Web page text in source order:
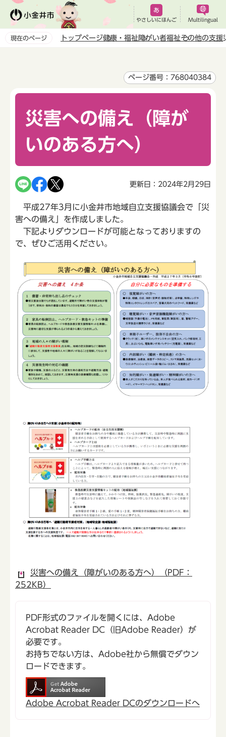
ペ
やさしいにほんご Multilingual
現在のページ トップページ健康・福祉 障がい者福祉その他の支援
ページ番号：768040384
災害への備え（障が
いのある方へ）
更新日：2024年2月29日
平成27年3月に小金井市地域自立支援協議会で「災
害への備え」を作成しました。
下記よりダウンロードが可能となっておりますの
で、ぜひご活用ください。
災害への備え（障がいのある方へ）（PDF：
252KB）
PDF形式のファイルを開くには、Adobe
Acrobat Reader DC（旧Adobe Reader）が
必要です。
お持ちでない方は、Adobe社から無償でダウン
ロードできます。
Adobe Acrobat Reader DCのダウンロードへ